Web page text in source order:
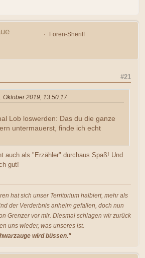
Foren-Sheriff
#21
Oktober 2019, 13:50:17
Lob loswerden: Das du die ganze
untermauerst, finde ich echt
auch als "Erzähler" durchaus Spaß! Und
gut!
hat sich unser Territorium halbiert, mehr als
der Verderbnis anheim gefallen, doch nun
Grenzer vor mir. Diesmal schlagen wir zurück
uns wieder, was unseres ist.
wird büssen."